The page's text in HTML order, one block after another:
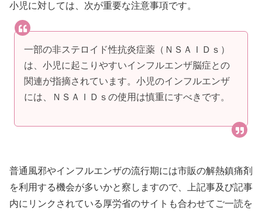
小児に対しては、次が重要な注意事項です。
一部の非ステロイド性抗炎症薬（ＮＳＡＩＤｓ）
は、小児に起こりやすいインフルエンザ脳症との
関連が指摘されています。小児のインフルエンザ
には、ＮＳＡＩＤｓの使用は慎重にすべきです。
普通風邪やインフルエンザの流行期には市販の解熱鎮痛剤
を利用する機会が多いかと察しますので、上記事及び記事
内にリンクされている厚労省のサイトも合わせてご一読を